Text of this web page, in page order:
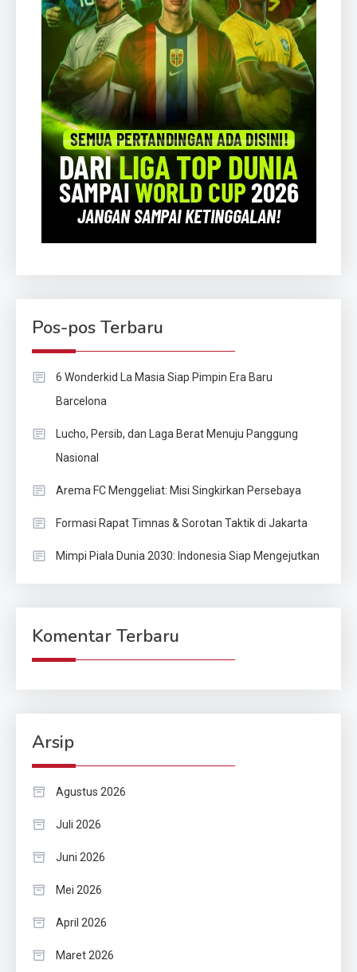
Pos-pos Terbaru
6 Wonderkid La Masia Siap Pimpin Era Baru
Barcelona
Lucho, Persib, dan Laga Berat Menuju Panggung
Nasional
Arema FC Menggeliat: Misi Singkirkan Persebaya
Formasi Rapat Timnas & Sorotan Taktik di Jakarta
Mimpi Piala Dunia 2030: Indonesia Siap Mengejutkan
Komentar Terbaru
Arsip
Agustus 2026
Juli 2026
Juni 2026
Mei 2026
April 2026
Maret 2026